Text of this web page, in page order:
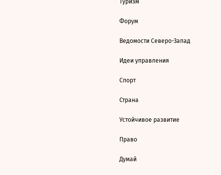
Туризм
Форум
Ведомости Северо-Запад
Идеи управления
Спорт
Страна
Устойчивое развитие
Право
Думай